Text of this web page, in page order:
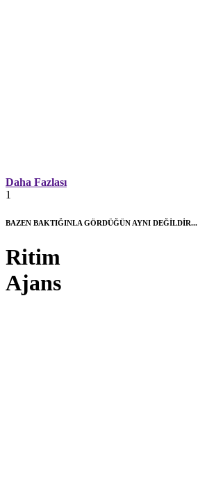
Daha Fazlası
1
BAZEN BAKTIĞINLA GÖRDÜĞÜN AYNI DEĞİLDİR...
Ritim
Ajans